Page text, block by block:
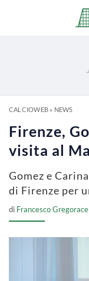
CALCIOWEB» NEWS
Firenze,
visita al
Gomez e
di Firenze per
di Francesco Gregorace